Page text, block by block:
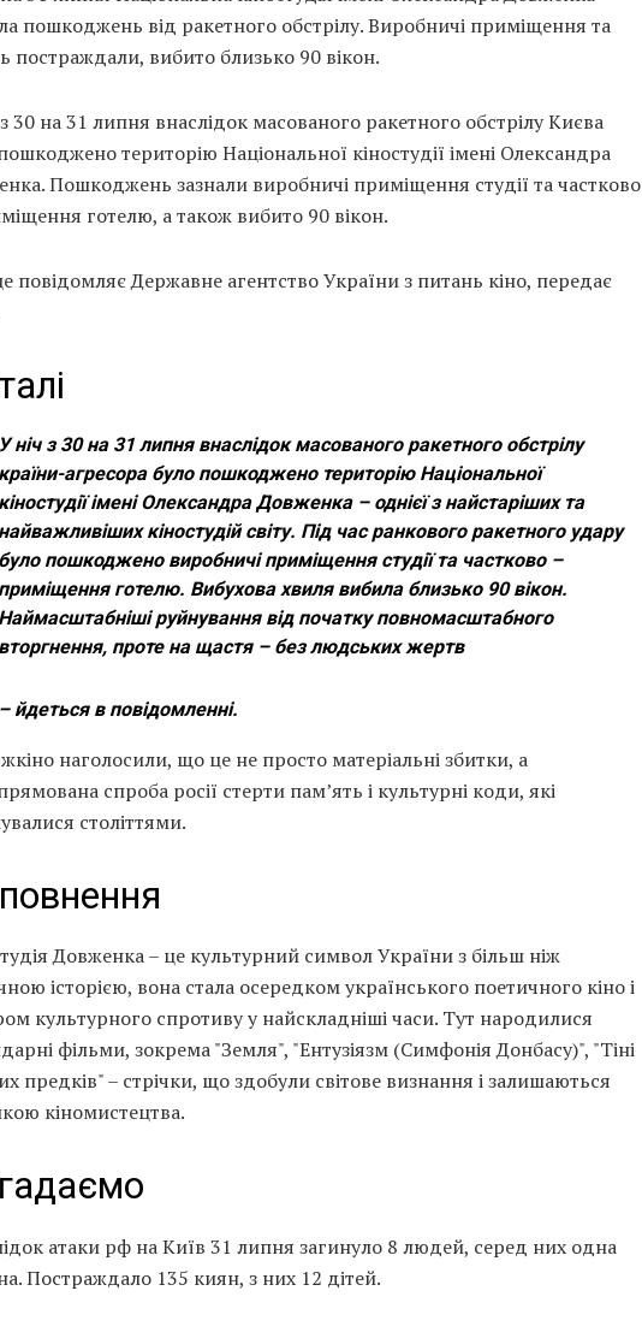
пошкоджень від ракетного обстрілу. Виробничі приміщення та
постраждали, вибито близько 90 вікон.
30 на 31 липня внаслідок масованого ракетного обстрілу Києва
територію Національної кіностудії імені Олександра
Пошкоджень зазнали виробничі приміщення студії та частково
готелю, а також вибито 90 вікон.
повідомляє Державне агентство України з питань кіно, передає
У ніч з 30 на 31 липня внаслідок масованого ракетного обстрілу
країни-агресора було пошкоджено територію Національної
кіностудії імені Олександра Довженка – однієї з найстаріших та
найважливіших кіностудій світу. Під час ранкового ракетного удару
було пошкоджено виробничі приміщення студії та частково –
приміщення готелю. Вибухова хвиля вибила близько 90 вікон.
Наймасштабніші руйнування від початку повномасштабного
вторгнення, проте на щастя – без людських жертв
– йдеться в повідомленні.
наголосили, що це не просто матеріальні збитки, а
спроба росії стерти пам’ять і культурні коди, які
століттями.
Довженка – це культурний символ України з більш ніж
історією, вона стала осередком українського поетичного кіно і
культурного спротиву у найскладніші часи. Тут народилися
фільми, зокрема "Земля", "Ентузіязм (Симфонія Донбасу)", "Тіні
предків" – стрічки, що здобули світове визнання і залишаються
кіномистецтва.
атаки рф на Київ 31 липня загинуло 8 людей, серед них одна
Постраждало 135 киян, з них 12 дітей.